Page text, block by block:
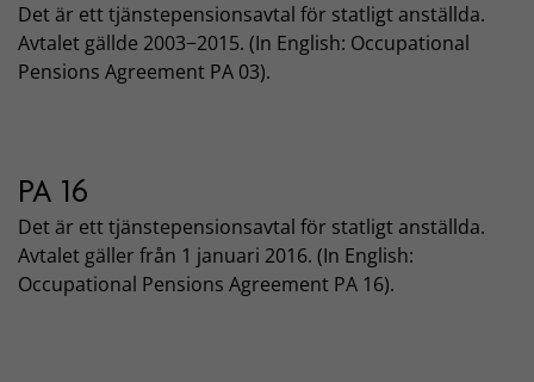
Det är ett tjänstepensionsavtal för statligt anställda.
Avtalet gällde 2003−2015. (In English: Occupational
Pensions Agreement PA 03).
PA 16
Det är ett tjänstepensionsavtal för statligt anställda.
Avtalet gäller från 1 januari 2016. (In English:
Occupational Pensions Agreement PA 16).